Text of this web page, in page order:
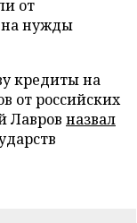
от
на нужды
кредиты на
от российских
Лавров назвал